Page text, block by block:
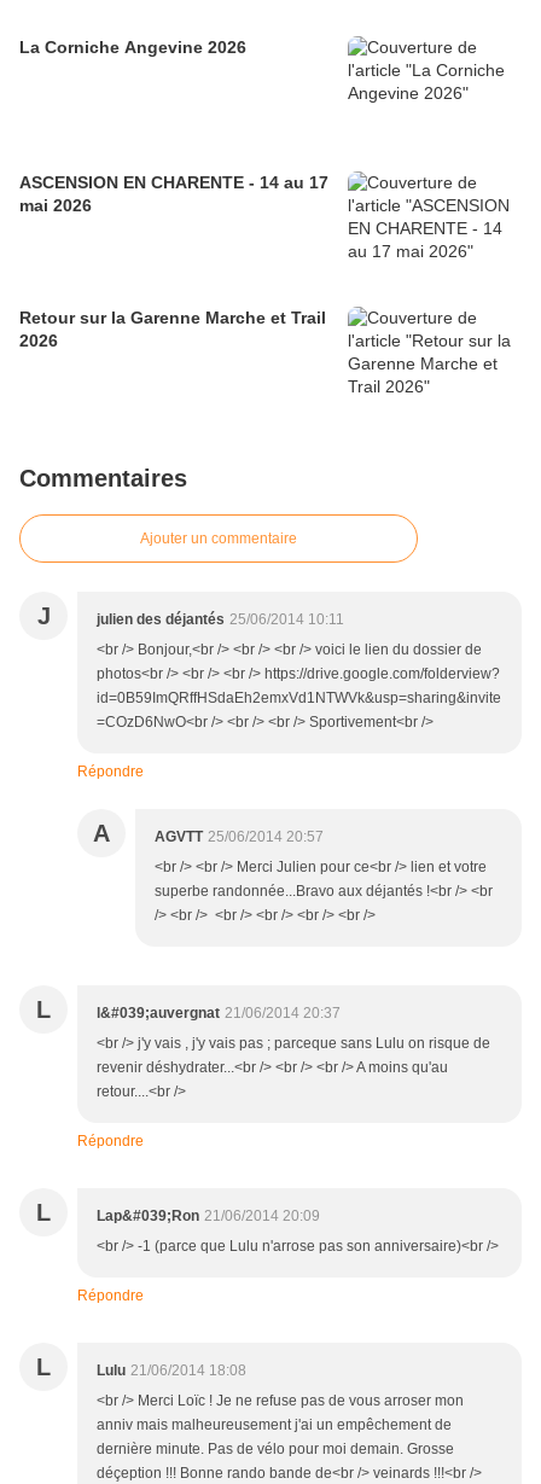
La Corniche Angevine 2026
ASCENSION EN CHARENTE - 14 au 17
mai 2026
Retour sur la Garenne Marche et Trail
2026
Commentaires
Ajouter un commentaire
J julien des déjantés 25/06/2014 10:11
<br /> Bonjour,<br /> <br /> <br /> voici le lien du dossier de
photos<br /> <br /> <br /> https://drive.google.com/folderview?
id=0B59ImQRffHSdaEh2emxVd1NTWVk&usp=sharing&invite
=COzD6NwO<br /> <br /> <br /> Sportivement<br />
Répondre
A AGVTT 25/06/2014 20:57
<br /> <br /> Merci Julien pour ce<br /> lien et votre
superbe randonnée...Bravo aux déjantés !<br /> <br
/> <br /> <br /> <br /> <br /> <br />
L l&#039;auvergnat 21/06/2014 20:37
<br /> j'y vais , j'y vais pas ; parceque sans Lulu on risque de
revenir déshydrater...<br /> <br /> <br /> A moins qu'au
retour....<br />
Répondre
L Lap&#039;Ron 21/06/2014 20:09
<br /> -1 (parce que Lulu n'arrose pas son anniversaire)<br />
Répondre
L Lulu 21/06/2014 18:08
<br /> Merci Loïc ! Je ne refuse pas de vous arroser mon
anniv mais malheureusement j'ai un empêchement de
dernière minute. Pas de vélo pour moi demain. Grosse
déçeption !!! Bonne rando bande de<br /> veinards !!!<br />